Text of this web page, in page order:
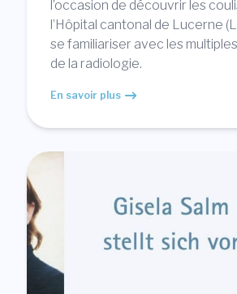
l’occasion de découvrir les
l’Hôpital cantonal de Lucerne
se familiariser avec les
de la radiologie.
En savoir plus